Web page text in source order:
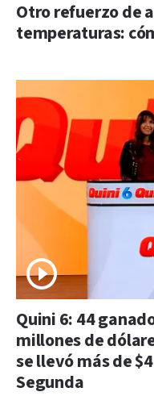
Otro refuerzo de
temperaturas:
Quini 6: 44
millones de
se llevó más de
Segunda